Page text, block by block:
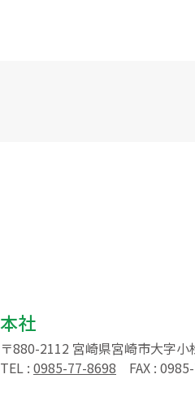
本社
〒880-2112 宮崎県宮崎市大字小
TEL : 0985-77-8698 FAX :